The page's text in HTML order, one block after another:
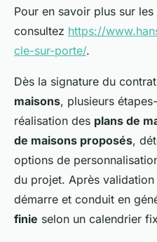
Pour en savoir plus sur
consultez https://
cle-sur-porte/.
Dès la signature du
maisons, plusieurs
réalisation des plans de
de maisons proposés,
options de
du projet. Après
démarre et conduit en
finie selon un calendrier